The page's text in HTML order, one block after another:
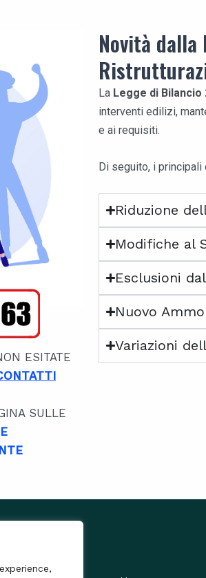
ESITATE
SULLE
Novità
La Legge di Bilancio
interventi edilizi,
e ai requisiti.
Di seguito, i principali
Riduzione
Modifiche al
Esclusioni
Nuovo
Variazioni